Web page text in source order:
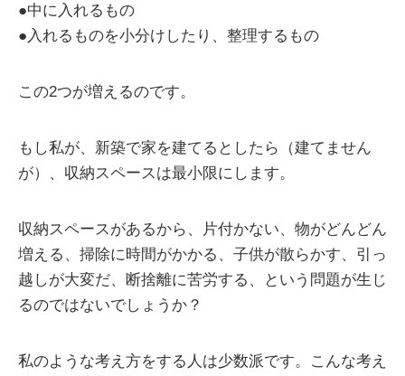
●中に入れるもの
●入れるものを小分けしたり、整理するもの
この2つが増えるのです。
もし私が、新築で家を建てるとしたら（建てません
が）、収納スペースは最小限にします。
収納スペースがあるから、片付かない、物がどんどん
増える、掃除に時間がかかる、子供が散らかす、引っ
越しが大変だ、断捨離に苦労する、という問題が生じ
るのではないでしょうか？
私のような考え方をする人は少数派です。こんな考え